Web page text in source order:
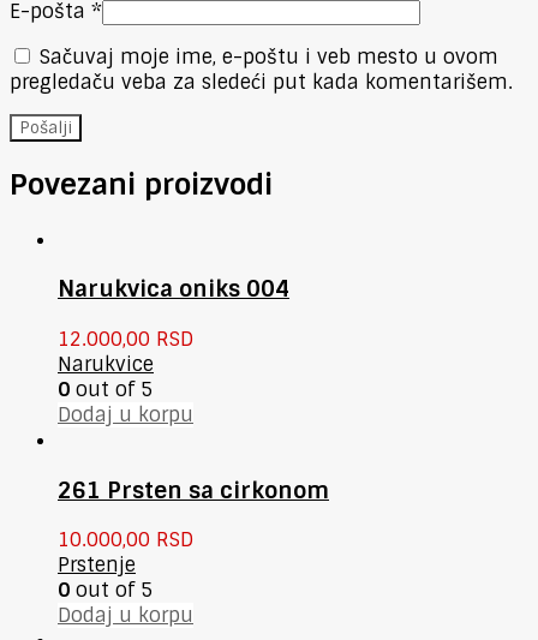
E-pošta *
Sačuvaj moje ime, e-poštu i veb mesto u ovom
pregledaču veba za sledeći put kada komentarišem.
Povezani proizvodi
Narukvica oniks 004
12.000,00 RSD
Narukvice
0 out of 5
Dodaj u korpu
261 Prsten sa cirkonom
10.000,00 RSD
Prstenje
0 out of 5
Dodaj u korpu